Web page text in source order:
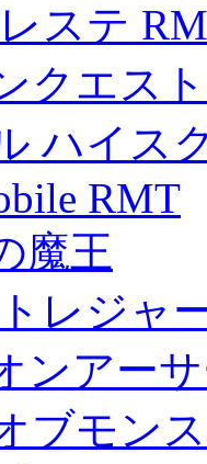
ステ
クエスト
ハイス
RMT
魔王
レジャ
ンアー
ブモン